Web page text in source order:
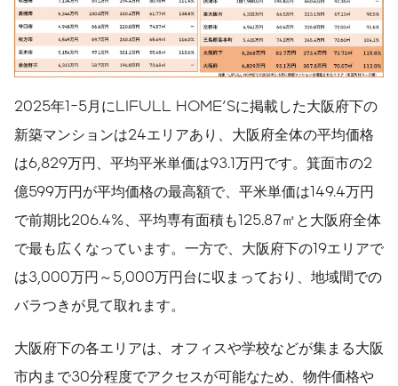
2025年1-5月にLIFULL HOME'Sに掲載した大阪府下の
新築マンションは24エリアあり、大阪府全体の平均価格
は6,829万円、平均平米単価は93.1万円です。箕面市の2
億599万円が平均価格の最高額で、平米単価は149.4万円
で前期比206.4%、平均専有面積も125.87㎡と大阪府全体
で最も広くなっています。一方で、大阪府下の19エリアで
は3,000万円～5,000万円台に収まっており、地域間での
バラつきが見て取れます。
大阪府下の各エリアは、オフィスや学校などが集まる大阪
市内まで30分程度でアクセスが可能なため、物件価格や